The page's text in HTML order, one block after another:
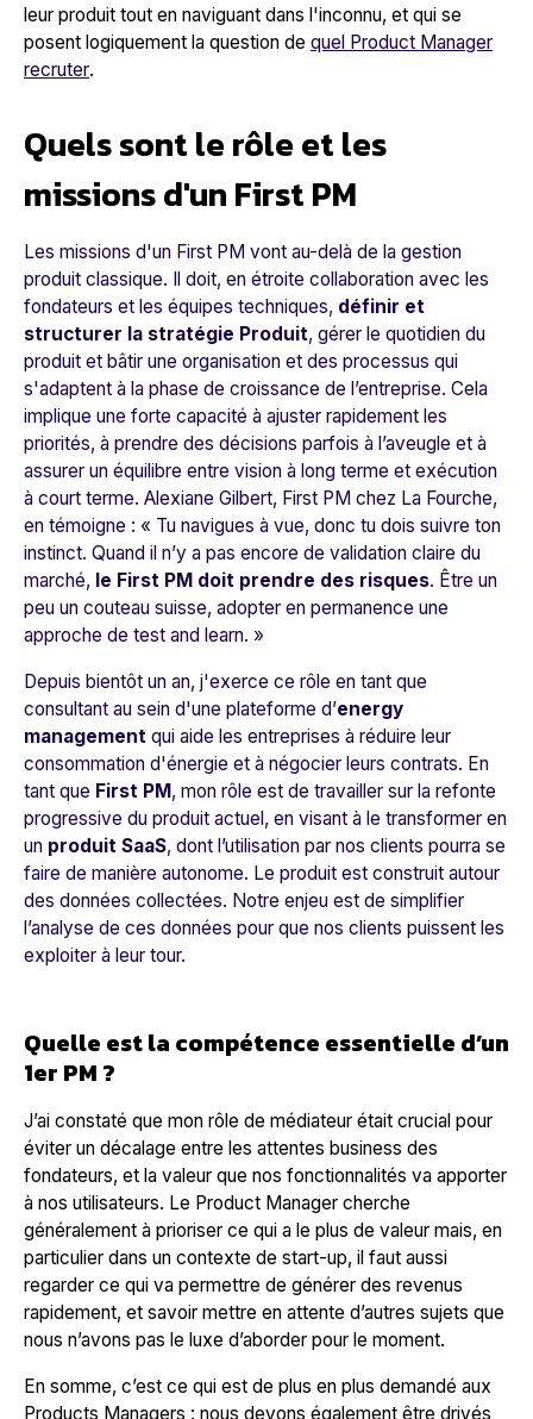
leur produit tout en naviguant dans l'inconnu, et qui se
posent logiquement la question de quel Product Manager
recruter.
Quels sont le rôle et les
missions d'un First PM
Les missions d'un First PM vont au-delà de la gestion
produit classique. Il doit, en étroite collaboration avec les
fondateurs et les équipes techniques, définir et
structurer la stratégie Produit, gérer le quotidien du
produit et bâtir une organisation et des processus qui
s'adaptent à la phase de croissance de l’entreprise. Cela
implique une forte capacité à ajuster rapidement les
priorités, à prendre des décisions parfois à l’aveugle et à
assurer un équilibre entre vision à long terme et exécution
à court terme. Alexiane Gilbert, First PM chez La Fourche,
en témoigne : « Tu navigues à vue, donc tu dois suivre ton
instinct. Quand il n’y a pas encore de validation claire du
marché, le First PM doit prendre des risques. Être un
peu un couteau suisse, adopter en permanence une
approche de test and learn. »
Depuis bientôt un an, j'exerce ce rôle en tant que
consultant au sein d'une plateforme d’energy
management qui aide les entreprises à réduire leur
consommation d'énergie et à négocier leurs contrats. En
tant que First PM, mon rôle est de travailler sur la refonte
progressive du produit actuel, en visant à le transformer en
un produit SaaS, dont l’utilisation par nos clients pourra se
faire de manière autonome. Le produit est construit autour
des données collectées. Notre enjeu est de simplifier
l’analyse de ces données pour que nos clients puissent les
exploiter à leur tour.
Quelle est la compétence essentielle d’un
1er PM ?
J’ai constaté que mon rôle de médiateur était crucial pour
éviter un décalage entre les attentes business des
fondateurs, et la valeur que nos fonctionnalités va apporter
à nos utilisateurs. Le Product Manager cherche
généralement à prioriser ce qui a le plus de valeur mais, en
particulier dans un contexte de start-up, il faut aussi
regarder ce qui va permettre de générer des revenus
rapidement, et savoir mettre en attente d’autres sujets que
nous n’avons pas le luxe d’aborder pour le moment.
En somme, c’est ce qui est de plus en plus demandé aux
Products Managers : nous devons également être drivés